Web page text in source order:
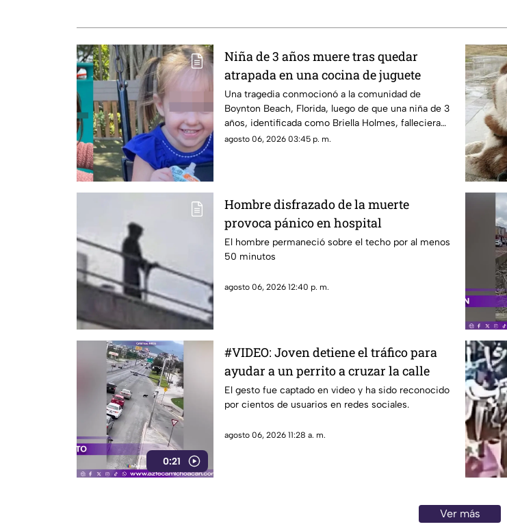
Niña de 3 años muere tras quedar
atrapada en una cocina de juguete
Una tragedia conmocionó a la comunidad de
Boynton Beach, Florida, luego de que una niña de 3
años, identificada como Briella Holmes, falleciera
tras quedar atrapada en una cocina de juguete de
agosto 06, 2026 03:45 p. m.
Hombre disfrazado de la muerte
provoca pánico en hospital
El hombre permaneció sobre el techo por al menos
50 minutos
agosto 06, 2026 12:40 p. m.
0:21
#VIDEO: Joven detiene el tráfico para
ayudar a un perrito a cruzar la calle
El gesto fue captado en video y ha sido reconocido
por cientos de usuarios en redes sociales.
agosto 06, 2026 11:28 a. m.
Ver más